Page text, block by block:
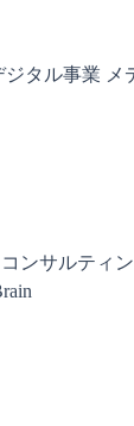
ジタル事業 メ
ンサルティ